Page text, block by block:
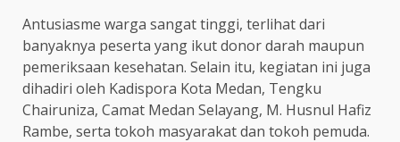
Antusiasme warga sangat tinggi, terlihat dari
banyaknya peserta yang ikut donor darah maupun
pemeriksaan kesehatan. Selain itu, kegiatan ini juga
dihadiri oleh Kadispora Kota Medan, Tengku
Chairuniza, Camat Medan Selayang, M. Husnul Hafiz
Rambe, serta tokoh masyarakat dan tokoh pemuda.